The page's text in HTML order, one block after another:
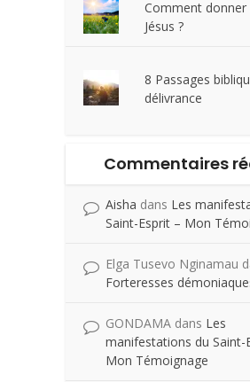
Comment donner
Jésus ?
8 Passages
délivrance
Commentaires
Aisha dans Les
Saint-Esprit – Mon
Elga Tusevo Nginamau
Forteresses
GONDAMA dans Les
manifestations du Saint-
Mon Témoignage